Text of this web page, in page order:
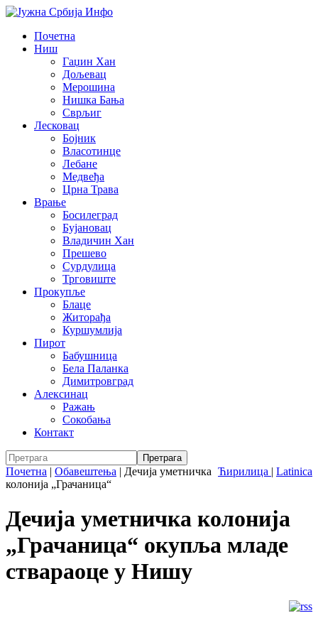
Почетна
Ниш
Гаџин Хан
Дољевац
Мерошина
Нишка Бања
Сврљиг
Лесковац
Бојник
Власотинце
Лебане
Медвеђа
Црна Трава
Врање
Босилеград
Бујановац
Владичин Хан
Прешево
Сурдулица
Трговиште
Прокупље
Блаце
Житорађа
Куршумлија
Пирот
Бабушница
Бела Паланка
Димитровград
Алексинац
Ражањ
Сокобања
Контакт
Ћирилица | Latinica
Почетна | Обавештења | Дечија уметничка
колонија „Грачаница“
Дечија уметничка колонија
„Грачаница“ окупља младе
ствараоце у Нишу